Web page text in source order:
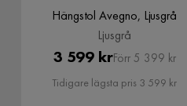
Hängstol Avegno, Ljusgrå
Ljusgrå
Pris
3 599 krOriginal
Pris
Förr 5 399 kr
Tidigare lägsta pris 3 599 kr